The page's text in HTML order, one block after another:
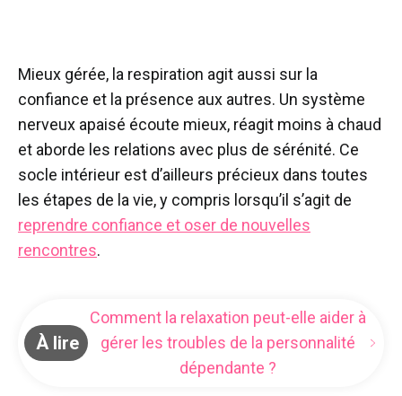
Mieux gérée, la respiration agit aussi sur la
confiance et la présence aux autres. Un système
nerveux apaisé écoute mieux, réagit moins à chaud
et aborde les relations avec plus de sérénité. Ce
socle intérieur est d’ailleurs précieux dans toutes
les étapes de la vie, y compris lorsqu’il s’agit de
reprendre confiance et oser de nouvelles
rencontres.
À lire
Comment la relaxation peut-elle aider à
gérer les troubles de la personnalité
dépendante ?